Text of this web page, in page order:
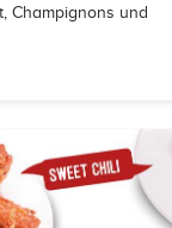
Champignons und